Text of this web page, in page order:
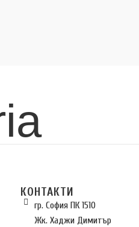
КОНТАКТИ
гр. София ПК 1510
Жк. Хаджи Димитър